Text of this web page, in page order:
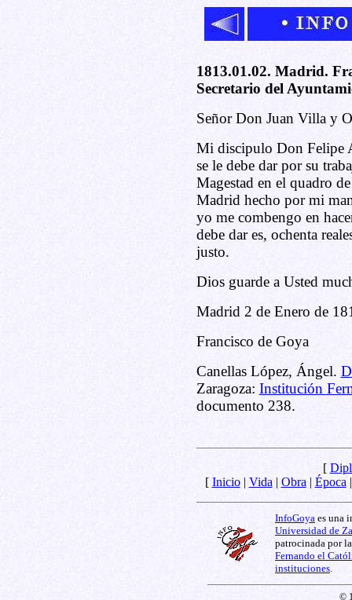
1813.01.02. Madrid.
Secretario del
Señor Don Juan Villa y
Mi discipulo Don Felipe
se le debe dar por su
Magestad en el quadro
Madrid hecho por mi
yo me combengo en
debe dar es, ochenta
justo.
Dios guarde a Usted
Madrid 2 de Enero de
Francisco de Goya
Canellas López, Ángel.
Zaragoza: Institución
documento 238.
[
[ Inicio| Vida | Obra | Época
InfoGoya es una
Universidad de
patrocinada por
Fernando el
instituciones
©